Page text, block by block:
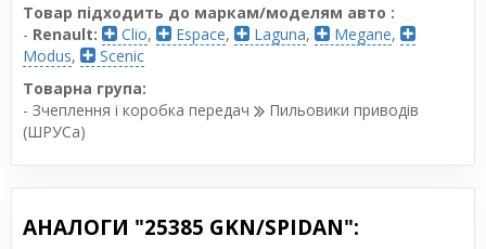
Товар підходить до маркам/моделям авто :
- Renault: Clio, Espace, Laguna, Megane,
Modus,
Scenic
Товарна група:
- Зчеплення і коробка передач
Пильовики приводів
(ШРУСа)
АНАЛОГИ "25385 GKN/SPIDAN":